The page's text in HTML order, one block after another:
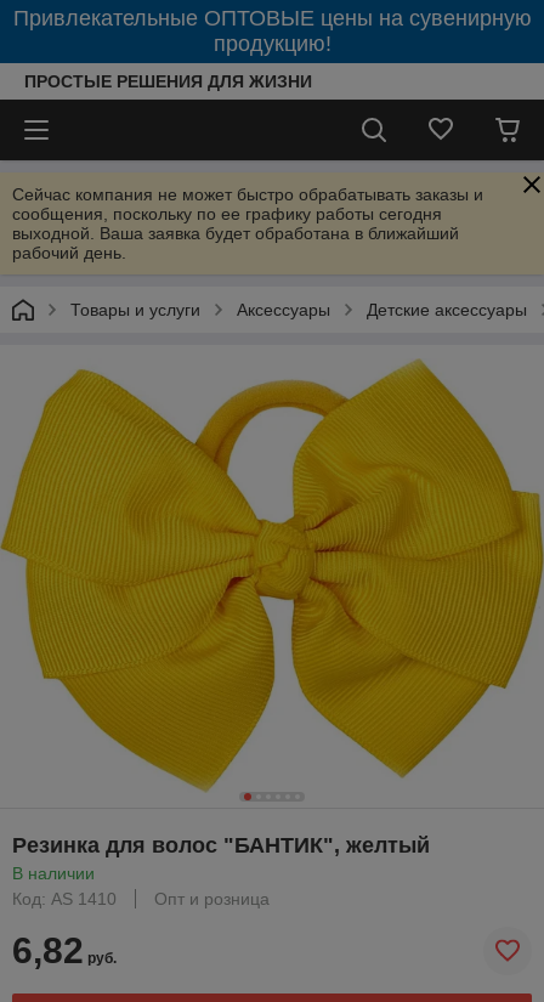
Привлекательные ОПТОВЫЕ цены на сувенирную
продукцию!
ПРОСТЫЕ РЕШЕНИЯ ДЛЯ ЖИЗНИ
Сейчас компания не может быстро обрабатывать заказы и
сообщения, поскольку по ее графику работы сегодня
выходной. Ваша заявка будет обработана в ближайший
рабочий день.
Товары и услуги Аксессуары Детские аксессуары
Резинка для волос "БАНТИК", желтый
В наличии
Код: AS 1410
Опт и розница
6,82 руб.